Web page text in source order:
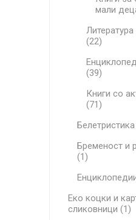
мали
(22)
(39)
Книги со
(71)
Бременост и
(1)
Еко коцки и
сликовници (1)